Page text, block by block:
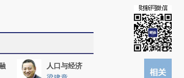
人口与经济